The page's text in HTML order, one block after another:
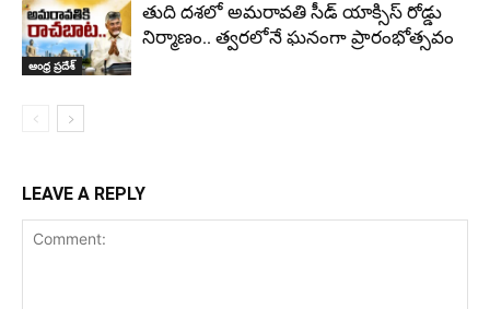
ఆంధ్ర ప్రదేశ్
తుది దశలో అమరావతి సీడ్ యాక్సిస్ రోడ్డు
నిర్మాణం.. త్వరలోనే ఘనంగా ప్రారంభోత్సవం
LEAVE A REPLY